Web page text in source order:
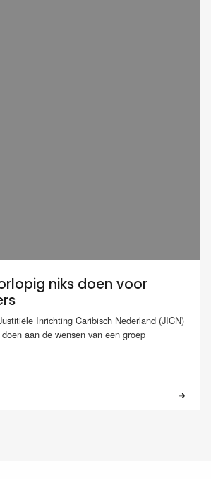
niks doen voor
Inrichting Caribisch Nederland (JICN)
aan de wensen van een groep